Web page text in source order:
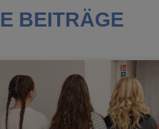
BEITRÄGE